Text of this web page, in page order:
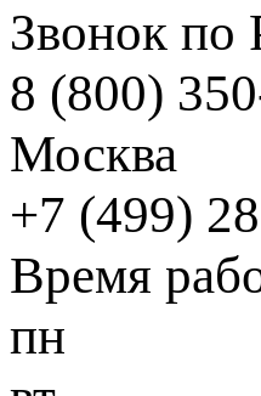
Звонок по
8 (800)
Москва
+7 (499)
Время
пн